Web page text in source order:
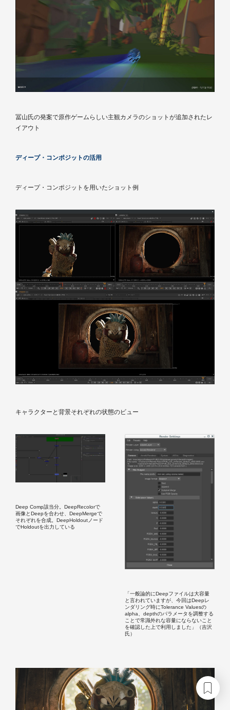
冨山氏の発案で原作ゲームらしい主観カメラのショットが追加されたレ
イアウト
ディープ・コンポジットの活用
ディープ・コンポジットを用いたショット例
キャラクターと背景それぞれの状態のビュー
Deep Comp該当分。DeepRecolorで
画像とDeepを合わせ、DeepMergeで
それぞれを合成。DeepHoldoutノード
でHoldoutを出力している
「一般論的にDeepファイルは大容量
と言われていますが、今回はDeepレ
ンダリング時にTolerance Valuesの
alpha、depthのパラメータを調整する
ことで常識外れな容量にならないこと
を確認した上で利用しました」（吉沢
氏）